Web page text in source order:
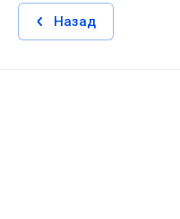
Назад